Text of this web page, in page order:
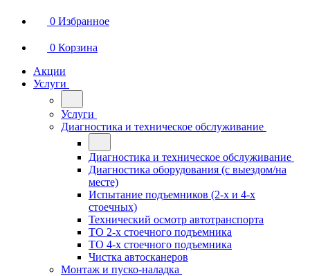
0 Избранное
0 Корзина
Акции
Услуги
Услуги
Диагностика и техническое обслуживание
Диагностика и техническое обслуживание
Диагностика оборудования (с выездом/на
месте)
Испытание подъемников (2-х и 4-х
стоечных)
Технический осмотр автотранспорта
ТО 2-х стоечного подъемника
ТО 4-х стоечного подъемника
Чистка автосканеров
Монтаж и пуско-наладка